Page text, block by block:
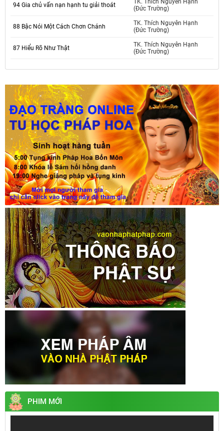
94 Gia chủ vấn nạn hạnh tu giải thoát
TK. Thích Nguyên Hạnh
(Đức Trường)
88 Bậc Nói Một Cách Chơn Chánh
TK. Thích Nguyên Hạnh
(Đức Trường)
87 Hiểu Rõ Như Thật
TK. Thích Nguyên Hạnh
(Đức Trường)
PHIM MỚI